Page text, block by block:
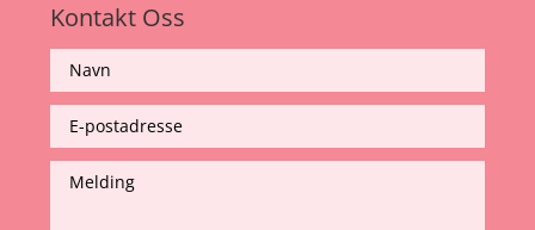
Kontakt Oss